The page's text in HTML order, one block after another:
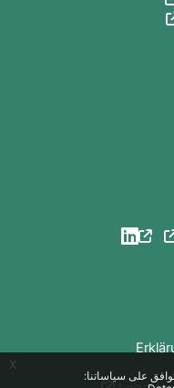
على سياساتنا:
x